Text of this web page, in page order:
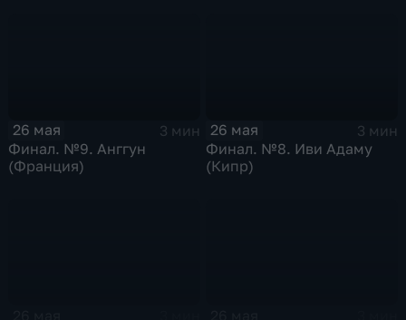
26 мая
3 мин
Финал. №9. Анггун
(Франция)
26 мая
3 мин
Финал. №8. Иви Адаму
(Кипр)